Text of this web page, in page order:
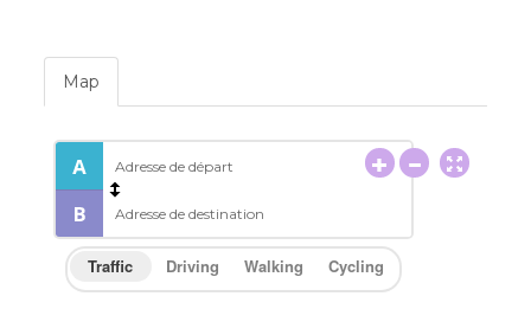
Map
Traffic Driving Walking Cycling